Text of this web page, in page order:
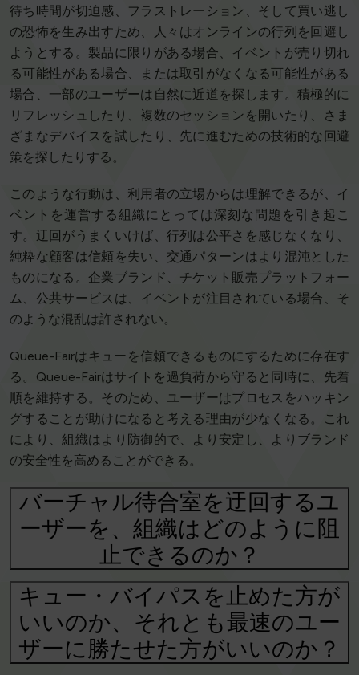
待ち時間が切迫感、フラストレーション、そして買い逃し
の恐怖を生み出すため、人々はオンラインの行列を回避し
ようとする。製品に限りがある場合、イベントが売り切れ
る可能性がある場合、または取引がなくなる可能性がある
場合、一部のユーザーは自然に近道を探します。積極的に
リフレッシュしたり、複数のセッションを開いたり、さま
ざまなデバイスを試したり、先に進むための技術的な回避
策を探したりする。
このような行動は、利用者の立場からは理解できるが、イ
ベントを運営する組織にとっては深刻な問題を引き起こ
す。迂回がうまくいけば、行列は公平さを感じなくなり、
純粋な顧客は信頼を失い、交通パターンはより混沌とした
ものになる。企業ブランド、チケット販売プラットフォー
ム、公共サービスは、イベントが注目されている場合、そ
のような混乱は許されない。
Queue-Fairはキューを信頼できるものにするために存在す
る。Queue-Fairはサイトを過負荷から守ると同時に、先着
順を維持する。そのため、ユーザーはプロセスをハッキン
グすることが助けになると考える理由が少なくなる。これ
により、組織はより防御的で、より安定し、よりブランド
の安全性を高めることができる。
バーチャル待合室を迂回するユ
ーザーを、組織はどのように阻
止できるのか？
キュー・バイパスを止めた方が
いいのか、それとも最速のユー
ザーに勝たせた方がいいのか？